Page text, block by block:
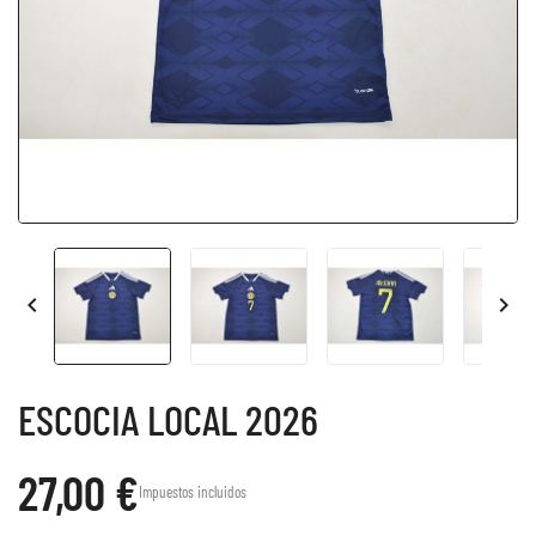
 
ESCOCIA LOCAL 2026
27,00 €Impuestos incluidos